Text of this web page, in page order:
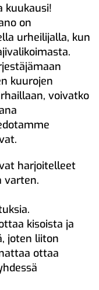
kuukausi!
on
urheilijalla, kun
kuurojen
voivatko
harjoitelleet
varten.
kisoista ja
joten liiton
ottaa